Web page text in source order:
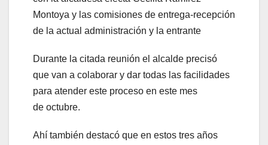
Montoya y las comisiones de entrega-recepción
de la actual administración y la entrante
Durante la citada reunión el alcalde precisó
que van a colaborar y dar todas las facilidades
para atender este proceso en este mes
de octubre.
Ahí también destacó que en estos tres años